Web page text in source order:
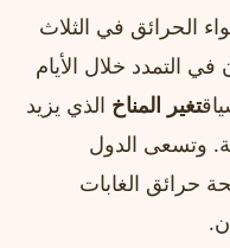
الحرائق في الثلاث
التمدد خلال الأيام
تغير المناخ الذي يزيد
وتسعى الدول
حرائق الغابات